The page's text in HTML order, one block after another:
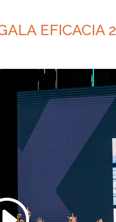
EFICACIA